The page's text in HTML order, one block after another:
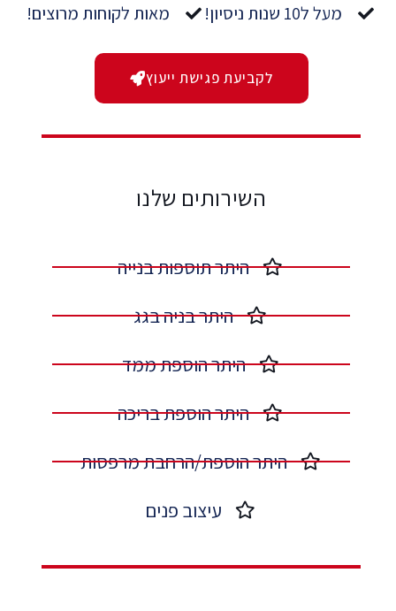
מעל ל10 שנות ניסיון!
מאות לקוחות מרוצים!
לקביעת פגישת ייעוץ
השירותים שלנו
היתר תוספות בנייה​
היתר בניה בגג​
היתר הוספת ממד​
היתר הוספת בריכה​
היתר הוספת/הרחבת מרפסות​
עיצוב פנים​